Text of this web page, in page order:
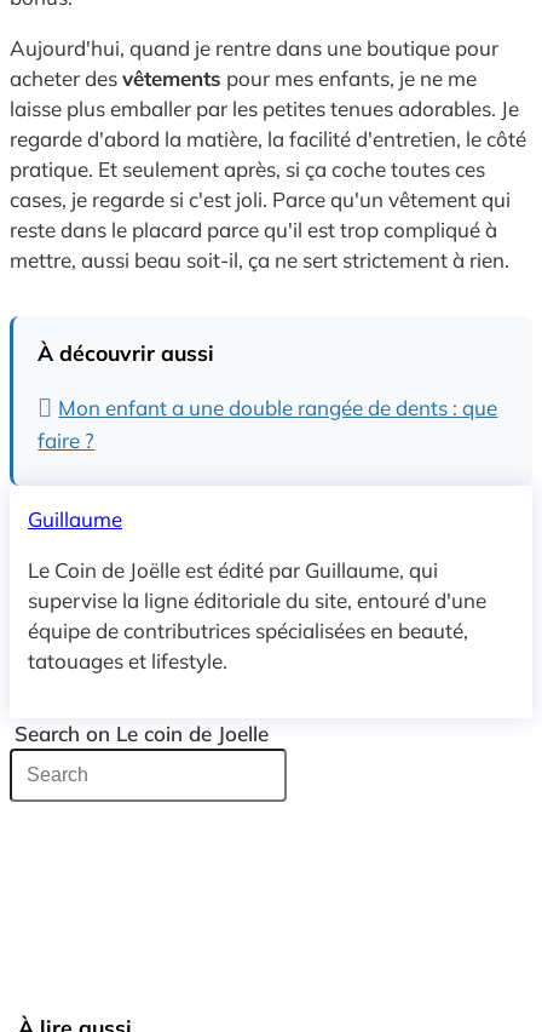
Aujourd'hui, quand je rentre dans une boutique pour
acheter desvêtements pour mes enfants, je ne me
laisse plus emballer par les petites tenues adorables. Je
regarde d'abord la matière, la facilité d'entretien, le côté
pratique. Et seulement après, si ça coche toutes ces
cases, je regarde si c'est joli. Parce qu'un vêtement qui
reste dans le placard parce qu'il est trop compliqué à
mettre, aussi beau soit-il, ça ne sert strictement à rien.
À découvrir aussi
Mon enfant a une double rangée de dents : que
faire ?
Guillaume
Le Coin de Joëlle est édité par Guillaume, qui
supervise la ligne éditoriale du site, entouré d'une
équipe de contributrices spécialisées en beauté,
tatouages et lifestyle.
Search on Le coin de Joelle